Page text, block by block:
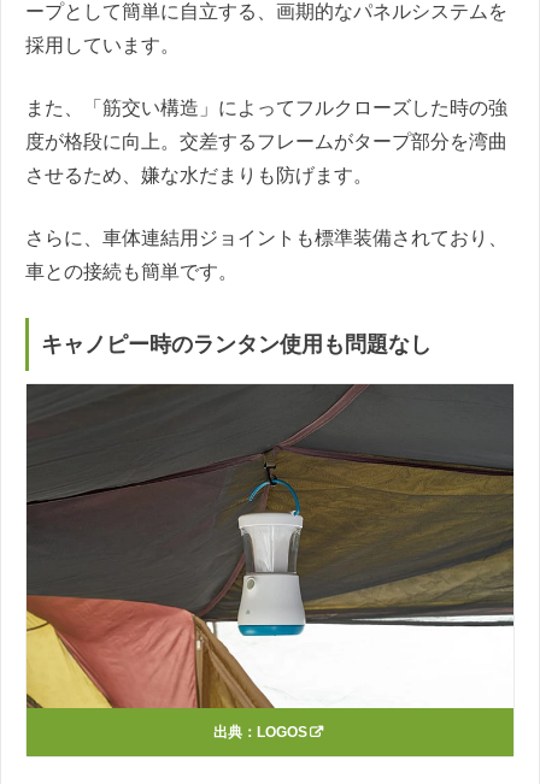
ープとして簡単に自立する、画期的なパネルシステムを
採用しています。
また、「筋交い構造」によってフルクローズした時の強
度が格段に向上。交差するフレームがタープ部分を湾曲
させるため、嫌な水だまりも防げます。
さらに、車体連結用ジョイントも標準装備されており、
車との接続も簡単です。
キャノピー時のランタン使用も問題なし
出典： LOGOS